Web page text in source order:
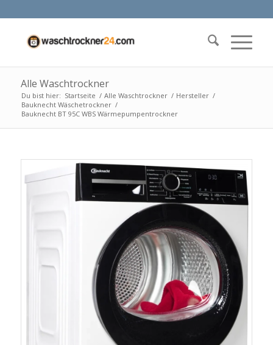
Alle Waschtrockner
Du bist hier: Startseite / Alle Waschtrockner / Hersteller /
Bauknecht Wäschetrockner /
Bauknecht BT 95C WBS Wärmepumpentrockner